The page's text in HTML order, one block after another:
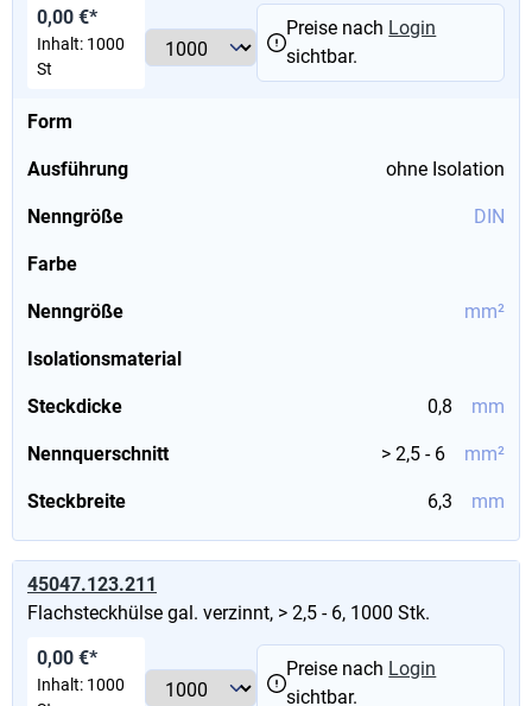
Form
Ausführung ohne Isolation
Nenngröße DIN
Farbe
Nenngröße mm²
Isolationsmaterial
Steckdicke 0,8 mm
Nennquerschnitt > 2,5 - 6 mm²
Steckbreite 6,3 mm
0,00 €*
Inhalt: 1000
St
Preise nach Login
sichtbar.
45047.123.211
Flachsteckhülse gal. verzinnt, > 2,5 - 6, 1000 Stk.
0,00 €*
Inhalt: 1000
Preise nach Login
sichtbar.